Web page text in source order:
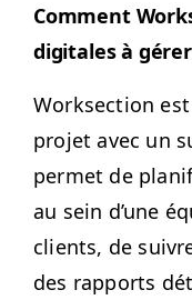
Com­ment
dig­i­tales à
Work­sec­tion
pro­jet avec un
per­met de
au sein d’une
clients, de
des rap­ports